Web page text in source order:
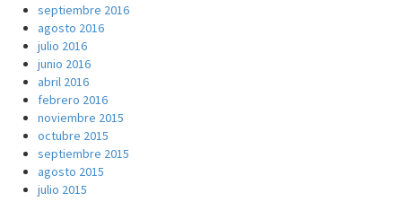
septiembre 2016
agosto 2016
julio 2016
junio 2016
abril 2016
febrero 2016
noviembre 2015
octubre 2015
septiembre 2015
agosto 2015
julio 2015